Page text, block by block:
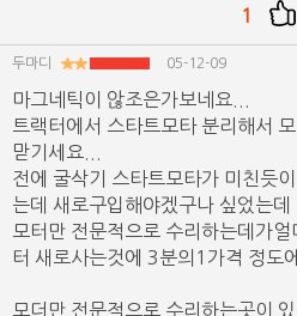
1
두마디 05-12-09
마그네틱이 않조은가보네요...
트랙터에서 스타트모타 분리해서
맏기세요...
전에 굴삭기 스타트모타가 미친듯
는데 새로구입해야겠구나 싶었는데
모터만 전문적으로 수리하는데가
터 새로사는것에 3분의1가격 정도
모더만 전문적으로 수리하는곳이